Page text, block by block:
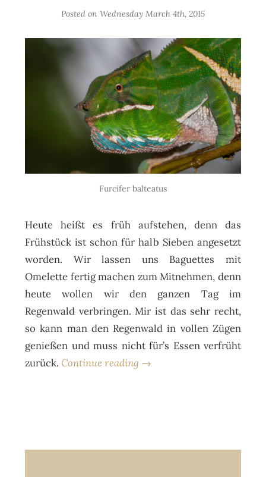
Posted on Wednesday March 4th, 2015
Furcifer balteatus
Heute heißt es früh aufstehen, denn das
Frühstück ist schon für halb Sieben angesetzt
worden. Wir lassen uns Baguettes mit
Omelette fertig machen zum Mitnehmen, denn
heute wollen wir den ganzen Tag im
Regenwald verbringen. Mir ist das sehr recht,
so kann man den Regenwald in vollen Zügen
genießen und muss nicht für’s Essen verfrüht
zurück. Continue reading →